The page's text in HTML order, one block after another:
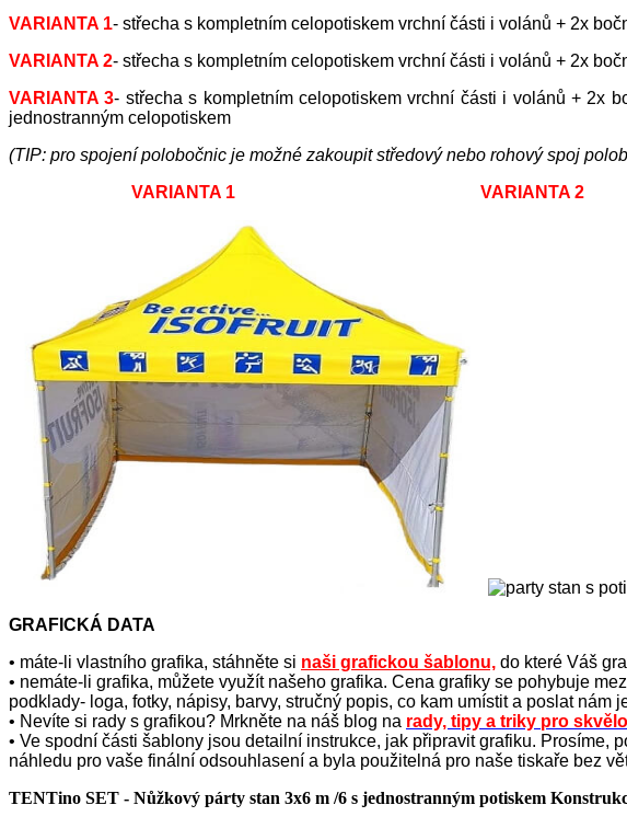
VARIANTA 1- střecha s kompletním celopotiskem vrchní části i volánů + 2x
VARIANTA 2- střecha s kompletním celopotiskem vrchní části i volánů + 2x
VARIANTA 3- střecha s kompletním celopotiskem vrchní části i volánů + 2x
jednostranným celopotiskem
(TIP: pro spojení polobočnic je možné zakoupit středový nebo rohový spoj
VARIANTA 1
GRAFICKÁ DATA
• máte-li vlastního grafika, stáhněte si naši grafickou šablonu, do které Váš
• nemáte-li grafika, můžete využít našeho grafika. Cena grafiky se pohybuje
podklady- loga, fotky, nápisy, barvy, stručný popis, co kam umístit a poslat nám
• Nevíte si rady s grafikou? Mrkněte na náš blog na rady, tipy a triky pro
• Ve spodní části šablony jsou detailní instrukce, jak připravit grafiku.
náhledu pro vaše finální odsouhlasení a byla použitelná pro naše tiskaře bez
TENTino SET - Nůžkový párty stan 3x6 m /6 s jednostranným potiskem